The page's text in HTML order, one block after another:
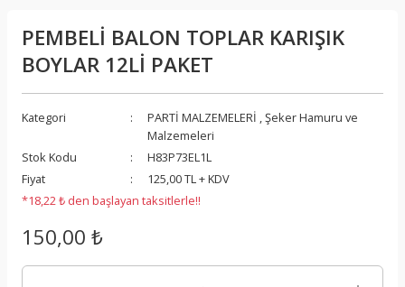
PEMBELİ BALON TOPLAR KARIŞIK
BOYLAR 12Lİ PAKET
Kategori PARTİ MALZEMELERİ ,Şeker Hamuru ve
Malzemeleri
Stok Kodu
H83P73EL1L
Fiyat
125,00 TL + KDV
*18,22 ₺ den başlayan taksitlerle!!
150,00 ₺